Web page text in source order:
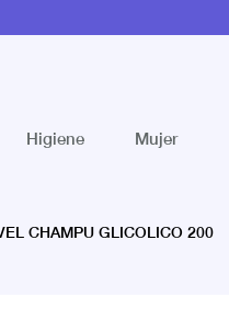
Higiene Mujer
CHAMPU GLICOLICO 200